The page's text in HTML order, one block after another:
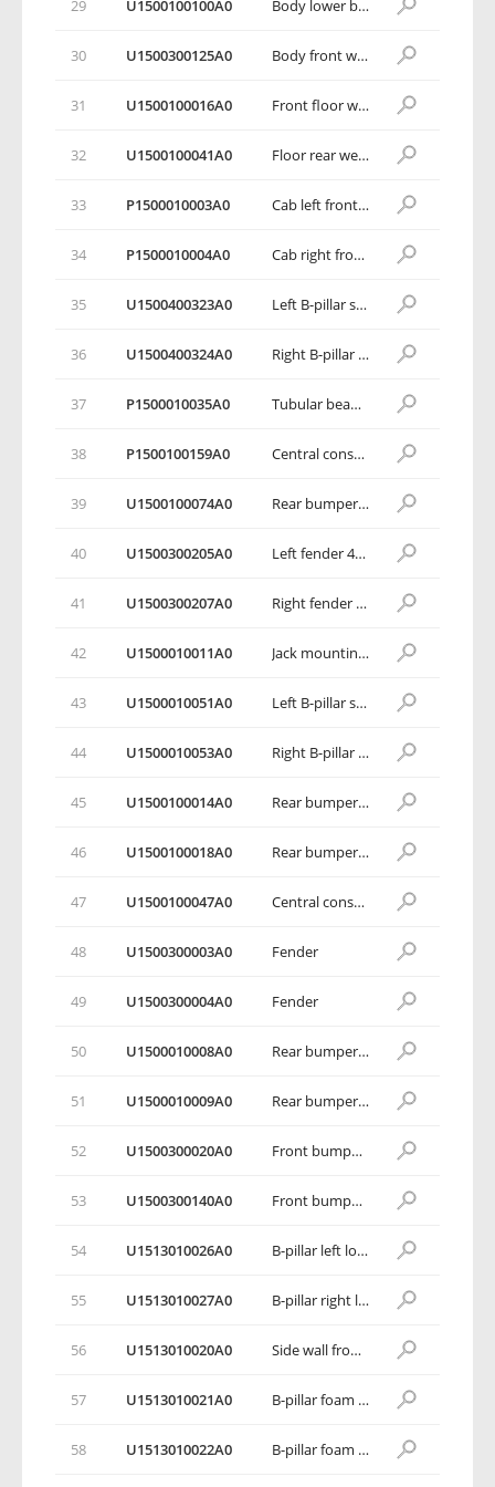
29 U1500100100A0 Body lower body weldment assembly
30 U1500300125A0 Body front wall weldment assembly
31 U1500100016A0 Front floor weldment assembly
32 U1500100041A0 Floor rear weldment assembly
33 P1500010003A0 Cab left front end plate
34 P1500010004A0 Cab right front end plate
35 U1500400323A0 Left B-pillar side collision sensor reinforcement plate
36 U1500400324A0 Right B-pillar side collision sensor reinforcement plate
37 P1500010035A0 Tubular beam right mounting bracket assembly
38 P1500100159A0 Central console mounting bracket assembly 1
39 U1500100074A0 Rear bumper support plate assembly
40 U1500300205A0 Left fender 4th mounting bracket assembly
41 U1500300207A0 Right fender 4th mounting bracket assembly
42 U1500010011A0 Jack mounting bracket assembly
43 U1500010051A0 Left B-pillar side handrail mounting bracket assembly
44 U1500010053A0 Right B-pillar side handrail mounting bracket assembly
45 U1500100014A0 Rear bumper left side wall connecting bracket
46 U1500100018A0 Rear bumper right side wall connecting bracket
47 U1500100047A0 Central console mounting bracket 2
48 U1500300003A0 Fender
49 U1500300004A0 Fender
50 U1500010008A0 Rear bumper mounting bracket 1
51 U1500010009A0 Rear bumper mounting bracket 2
52 U1500300020A0 Front bumper lower mounting bracket
53 U1500300140A0 Front bumper side mounting bracket
54 U1513010026A0 B-pillar left lower foam material
55 U1513010027A0 B-pillar right lower foam material
56 U1513010020A0 Side wall front high foam filling material
57 U1513010021A0 B-pillar foam material 1
58 U1513010022A0 B-pillar foam material 2